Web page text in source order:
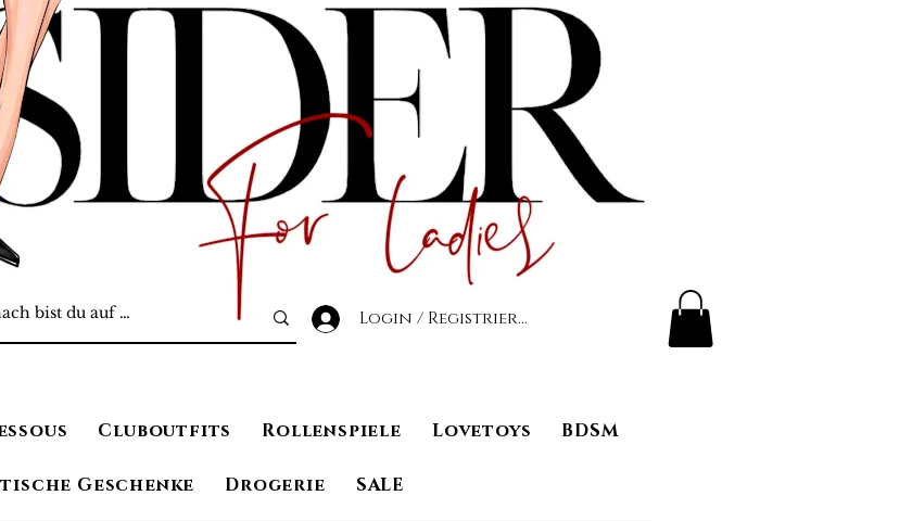
Login / Registrierung
Cluboutfits Rollenspiele Lovetoys BDSM
Geschenke Drogerie SALE